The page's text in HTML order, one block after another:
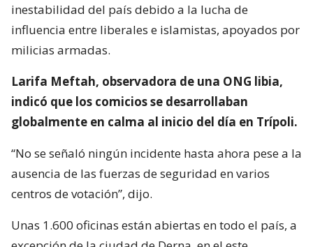
inestabilidad del país debido a la lucha de
influencia entre liberales e islamistas, apoyados por
milicias armadas.
Larifa Meftah, observadora de una ONG libia,
indicó que los comicios se desarrollaban
globalmente en calma al inicio del día en Trípoli.
“No se señaló ningún incidente hasta ahora pese a la
ausencia de las fuerzas de seguridad en varios
centros de votación”, dijo.
Unas 1.600 oficinas están abiertas en todo el país, a